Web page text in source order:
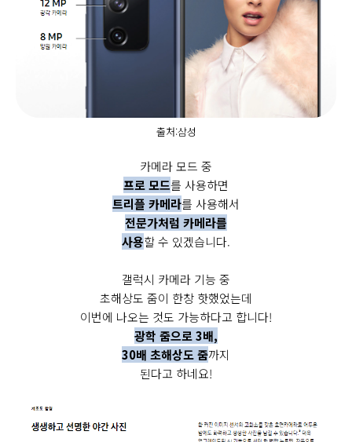
출처:삼성
카메라 모드 중
프로 모드를 사용하면
트리플 카메라를 사용해서
전문가처럼 카메라를
사용할 수 있겠습니다.
갤럭시 카메라 기능 중
초해상도 줌이 한창 핫했었는데
이번에 나오는 것도 가능하다고 합니다!
광학 줌으로 3배,
30배 초해상도 줌까지
된다고 하네요!